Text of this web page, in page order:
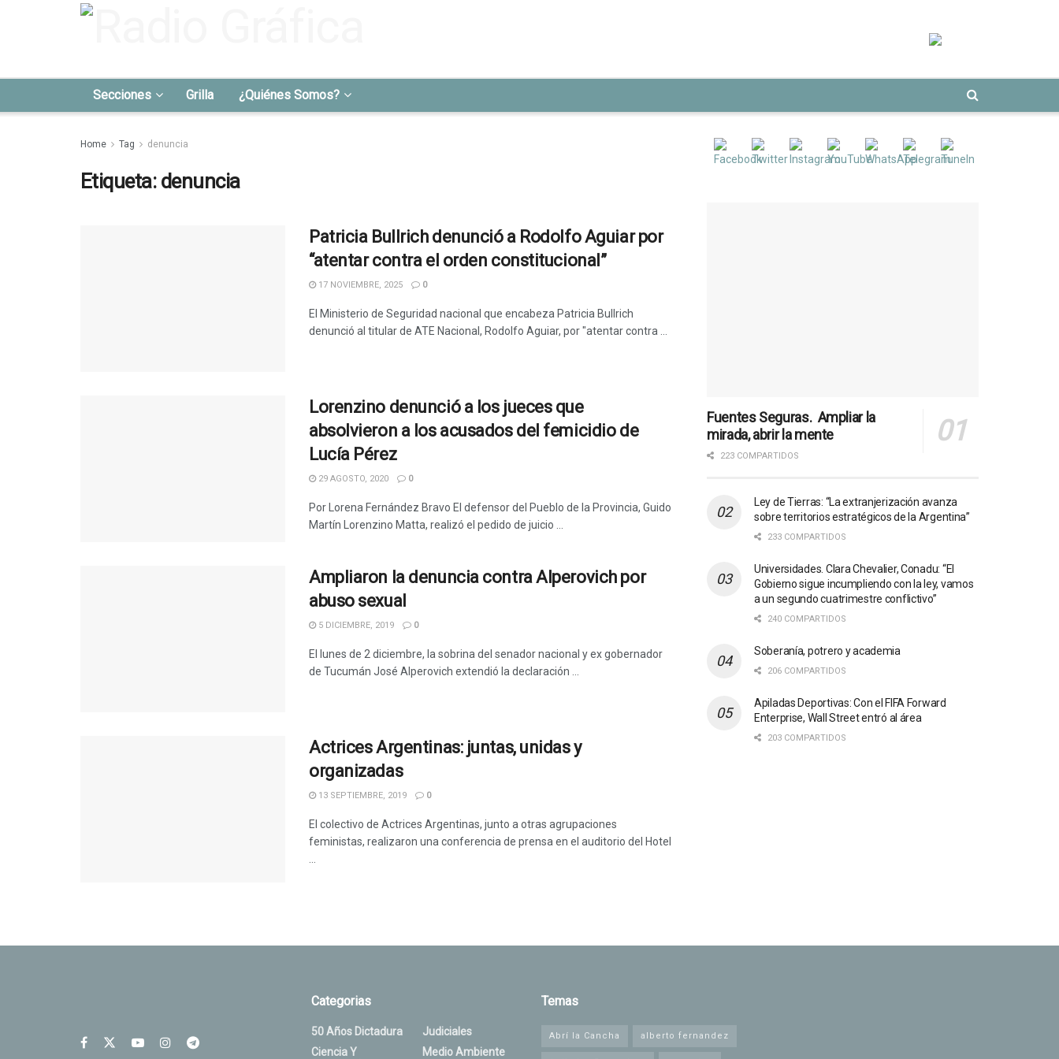
Secciones Grilla ¿Quiénes Somos?
Home Tag denuncia
Etiqueta: denuncia
Patricia Bullrich denunció a Rodolfo Aguiar por
“atentar contra el orden constitucional”
17 NOVIEMBRE, 2025 0
El Ministerio de Seguridad nacional que encabeza Patricia Bullrich
denunció al titular de ATE Nacional, Rodolfo Aguiar, por "atentar contra ...
Lorenzino denunció a los jueces que
absolvieron a los acusados del femicidio de
Lucía Pérez
29 AGOSTO, 2020 0
Por Lorena Fernández Bravo El defensor del Pueblo de la Provincia, Guido
Martín Lorenzino Matta, realizó el pedido de juicio ...
Ampliaron la denuncia contra Alperovich por
abuso sexual
5 DICIEMBRE, 2019 0
El lunes de 2 diciembre, la sobrina del senador nacional y ex gobernador
de Tucumán José Alperovich extendió la declaración ...
Actrices Argentinas: juntas, unidas y
organizadas
13 SEPTIEMBRE, 2019 0
El colectivo de Actrices Argentinas, junto a otras agrupaciones
feministas, realizaron una conferencia de prensa en el auditorio del Hotel
Fuentes Seguras. Ampliar la
mirada, abrir la mente
223 COMPARTIDOS
Ley de Tierras: “La extranjerización avanza
sobre territorios estratégicos de la Argentina”
233 COMPARTIDOS
Universidades. Clara Chevalier, Conadu: “El
Gobierno sigue incumpliendo con la ley, vamos
a un segundo cuatrimestre conflictivo”
240 COMPARTIDOS
Soberanía, potrero y academia
206 COMPARTIDOS
Apiladas Deportivas: Con el FIFA Forward
Enterprise, Wall Street entró al área
203 COMPARTIDOS
Categorias
50 Años Dictadura
Ciencia Y
Judiciales
Medio Ambiente
Temas
Abrí la Cancha alberto fernandez